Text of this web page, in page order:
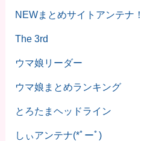
NEWまとめサイトアンテナ！
The 3rd
ウマ娘リーダー
ウマ娘まとめランキング
とろたまヘッドライン
しぃアンテナ(*ﾟーﾟ)